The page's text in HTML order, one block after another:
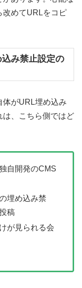
改めてURLをコピ
み禁止設定の
体がURL埋め込み
は、こちら側ではど
自開発のCMS
埋め込み禁
稿
が見られる会